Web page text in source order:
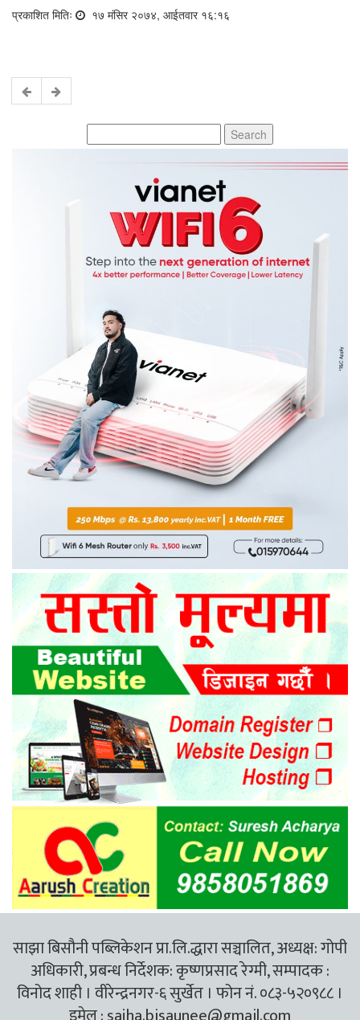
प्रकाशित मितिः १७ मंसिर २०७४, आईतवार १६:१६
for:
साझा बिसौनी पब्लिकेशन प्रा.लि.द्धारा सञ्चालित, अध्यक्ष: गोपी
अधिकारी, प्रबन्ध निर्देशक: कृष्णप्रसाद रेग्मी, सम्पादक :
विनोद शाही । वीरेन्द्रनगर-६ सुर्खेत । फोन नं. ०८३-५२०९८८ ।